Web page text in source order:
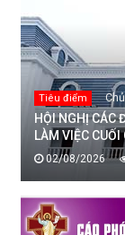
Tiêu điểm
HỘI NGHỊ CÁC
LÀM VIỆC
02/08/2026